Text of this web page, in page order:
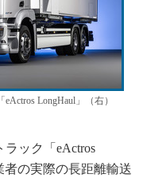
LongHaul」（右）
ック「eActros
者の実際の長距離輸送